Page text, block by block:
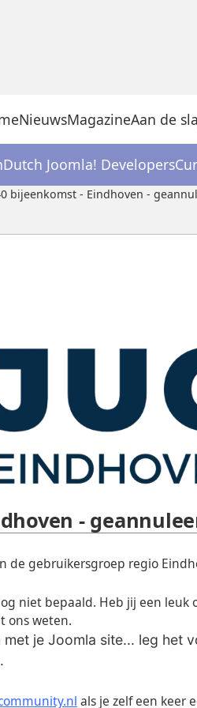
NieuwsMagazineAan de
Dutch Joomla! Developers
bijeenkomst - Eindhoven -
-
de gebruikersgroep regio
niet bepaald. Heb jij een leuk
ons weten.
je Joomla site... leg het
als je zelf een keer